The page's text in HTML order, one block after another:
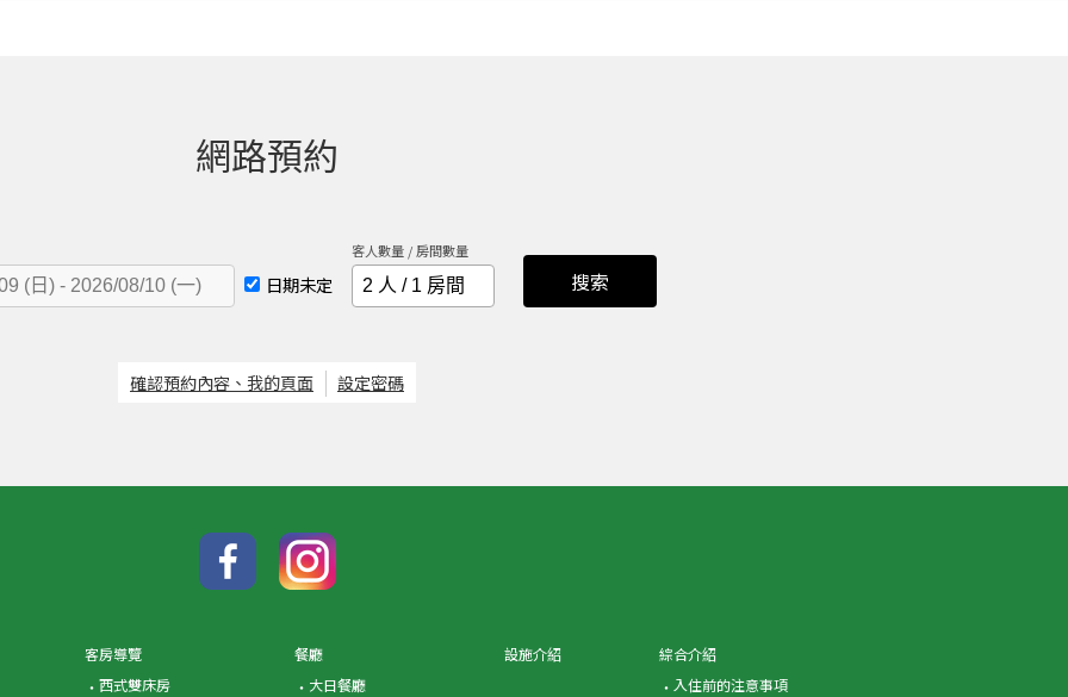
網路預約
日期未定
客人數量 / 房間數量
搜索
確認預約內容、我的頁面 設定密碼
客房導覽
西式雙床房
餐廳
大日餐廳
設施介紹
綜合介紹
入住前的注意事項